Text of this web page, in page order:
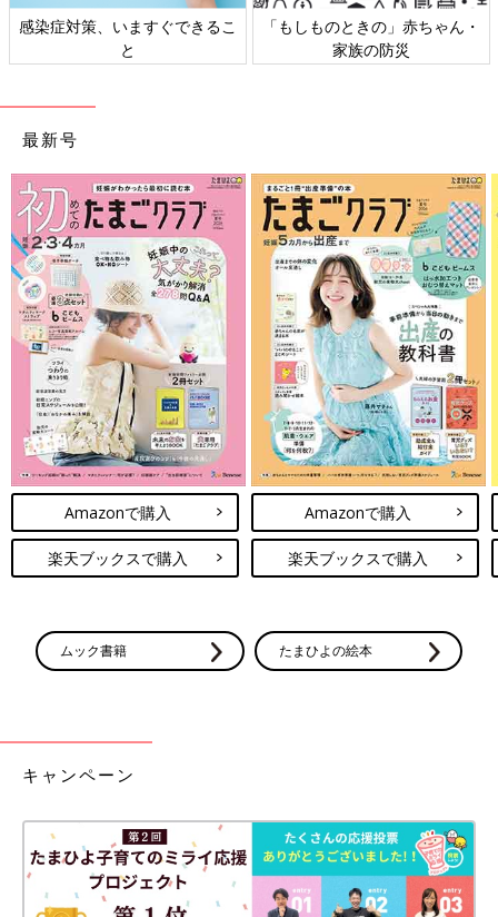
感染症対策、いますぐできるこ
と
「もしものときの」赤ちゃん・
家族の防災
最新号
Amazonで購入
楽天ブックスで購入
Amazonで購入
楽天ブックスで購入
ムック書籍 たまひよの絵本
キャンペーン